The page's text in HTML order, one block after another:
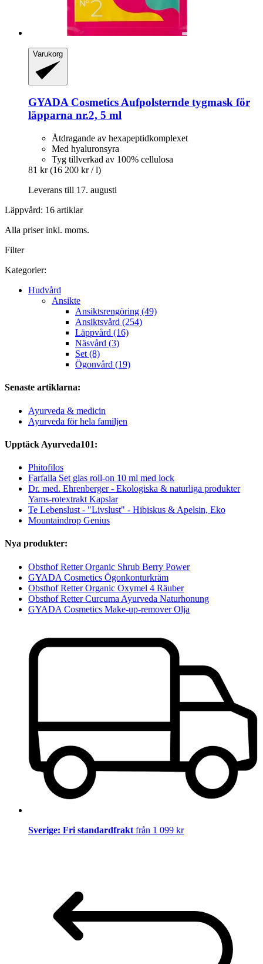
Varukorg
GYADA CosmeticsAufpolsternde tygmask för
läpparna nr.2, 5 ml
Åtdragande av hexapeptidkomplexet
Med hyaluronsyra
Tyg tillverkad av 100% cellulosa
81 kr (16 200 kr / l)
Leverans till 17. augusti
Läppvård: 16 artiklar
Alla priser inkl. moms.
Filter
Kategorier:
Hudvård
Ansikte
Ansiktsrengöring (49)
Ansiktsvård (254)
Läppvård (16)
Näsvård (3)
Set (8)
Ögonvård (19)
Senaste artiklarna:
Ayurveda & medicin
Ayurveda för hela familjen
Upptäck Ayurveda101:
Phitofilos
Farfalla Set glas roll-on 10 ml med lock
Dr. med. Ehrenberger - Ekologiska & naturliga produkter
Yams-rotextrakt Kapslar
Te Lebenslust - "Livslust" - Hibiskus & Apelsin, Eko
Mountaindrop Genius
Nya produkter:
Obsthof Retter Organic Shrub Berry Power
GYADA Cosmetics Ögonkonturkräm
Obsthof Retter Organic Oxymel 4 Räuber
Obsthof Retter Curcuma Ayurveda Naturhonung
GYADA Cosmetics Make-up-remover Olja
Sverige: Fri standardfrakt från 1 099 kr